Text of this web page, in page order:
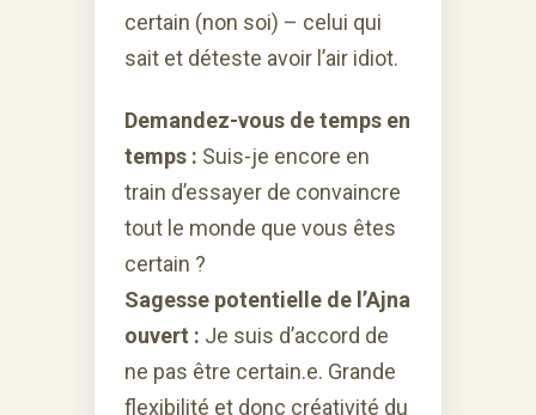
certain (non soi) – celui qui
sait et déteste avoir l’air idiot.
Demandez-vous de temps en
temps : Suis-je encore en
train d’essayer de convaincre
tout le monde que vous êtes
certain ?
Sagesse potentielle de l’Ajna
ouvert : Je suis d’accord de
ne pas être certain.e. Grande
flexibilité et donc créativité du